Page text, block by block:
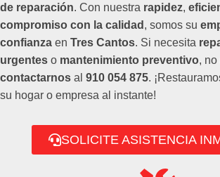
de reparación. Con nuestra rapidez,
compromiso con la calidad , somos su
confianza en Tres Cantos. Si necesita
urgentes o mantenimiento preventivo, no
contactarnos al 910 054 875.
su hogar o empresa al instante!
SOLICITE ASISTENCIA